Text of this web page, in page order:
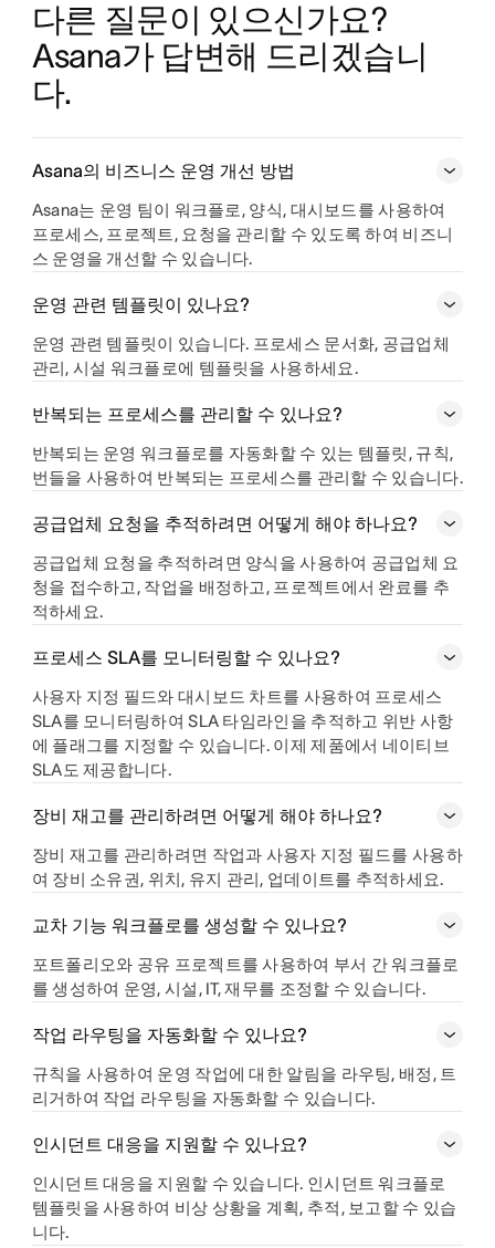
다른 질문이 있으신가요?
Asana가 답변해 드리겠습니
다.
Asana의 비즈니스 운영 개선 방법
Asana는 운영 팀이 워크플로, 양식, 대시보드를 사용하여
프로세스, 프로젝트, 요청을 관리할 수 있도록 하여 비즈니
스 운영을 개선할 수 있습니다.
운영 관련 템플릿이 있나요?
운영 관련 템플릿이 있습니다. 프로세스 문서화, 공급업체
관리, 시설 워크플로에 템플릿을 사용하세요.
반복되는 프로세스를 관리할 수 있나요?
반복되는 운영 워크플로를 자동화할 수 있는 템플릿, 규칙,
번들을 사용하여 반복되는 프로세스를 관리할 수 있습니다.
공급업체 요청을 추적하려면 어떻게 해야 하나요?
공급업체 요청을 추적하려면 양식을 사용하여 공급업체 요
청을 접수하고, 작업을 배정하고, 프로젝트에서 완료를 추
적하세요.
프로세스 SLA를 모니터링할 수 있나요?
사용자 지정 필드와 대시보드 차트를 사용하여 프로세스
SLA를 모니터링하여 SLA 타임라인을 추적하고 위반 사항
에 플래그를 지정할 수 있습니다. 이제 제품에서 네이티브
SLA도 제공합니다.
장비 재고를 관리하려면 어떻게 해야 하나요?
장비 재고를 관리하려면 작업과 사용자 지정 필드를 사용하
여 장비 소유권, 위치, 유지 관리, 업데이트를 추적하세요.
교차 기능 워크플로를 생성할 수 있나요?
포트폴리오와 공유 프로젝트를 사용하여 부서 간 워크플로
를 생성하여 운영, 시설, IT, 재무를 조정할 수 있습니다.
작업 라우팅을 자동화할 수 있나요?
규칙을 사용하여 운영 작업에 대한 알림을 라우팅, 배정, 트
리거하여 작업 라우팅을 자동화할 수 있습니다.
인시던트 대응을 지원할 수 있나요?
인시던트 대응을 지원할 수 있습니다. 인시던트 워크플로
템플릿을 사용하여 비상 상황을 계획, 추적, 보고할 수 있습
니다.